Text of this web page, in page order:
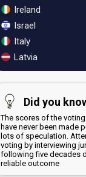
Ireland
Israel
Italy
Latvia
Did you
The scores of the
have never been made
lots of speculation.
voting by interviewing
following five decades
reliable outcome